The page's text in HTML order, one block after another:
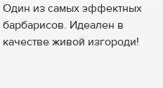
Один из самых эффектных
барбарисов. Идеален в
качестве живой изгороди!